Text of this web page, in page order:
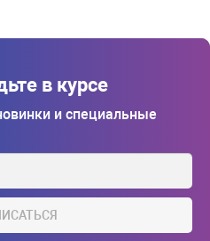
в курсе
и специальные